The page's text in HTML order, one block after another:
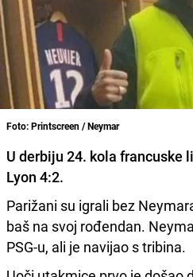
Foto: Printscreen / Neymar
U derbiju 24. kola francuske
Lyon 4:2.
Parižani su igrali bez
baš na svoj rođendan.
PSG-u, ali je navijao s tribina.